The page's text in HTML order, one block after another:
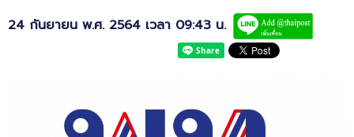
24 กันยายน พ.ศ. 2564 เวลา 09:43 น.